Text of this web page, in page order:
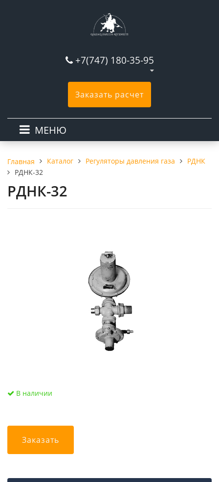
+7(747) 180-35-95
Заказать расчет
МЕНЮ
Главная Каталог Регуляторы давления газа
РДНК
РДНК-32
РДНК-32
В наличии
Заказать